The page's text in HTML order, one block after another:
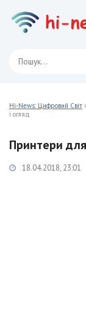
Hi-News: Цифровий Світ
і огляд
Принтери для
18.04.2018, 23:01